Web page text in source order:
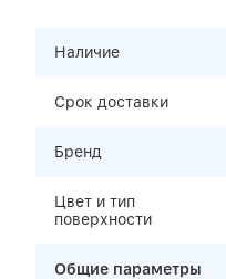
Наличие
Срок доставки
Бренд
Цвет и тип
поверхности
Общие параметры